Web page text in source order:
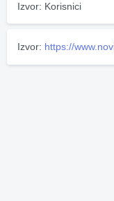
Izvor: Korisnici
Izvor: https://